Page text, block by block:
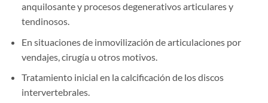
anquilosante y procesos degenerativos articulares y
tendinosos.
En situaciones de inmovilización de articulaciones por
vendajes, cirugía u otros motivos.
Tratamiento inicial en la calcificación de los discos
intervertebrales.